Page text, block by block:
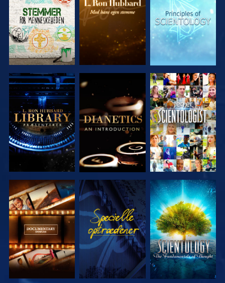
SERIEN
SERIEN
SERIEN
UDFORSK
SERIEN
UDFORSK
SERIEN
SE
UDFORSK
SERIEN
SE
UDFORSK
SERIEN